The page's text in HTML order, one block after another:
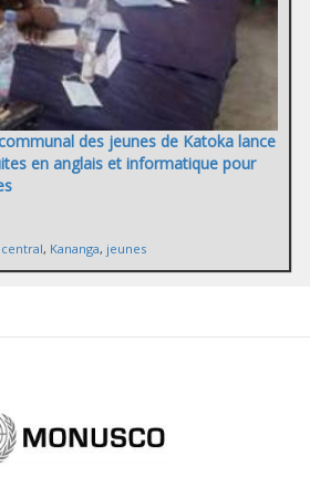
des jeunes de Katoka lance
en anglais et informatique pour
central, Kananga, jeunes